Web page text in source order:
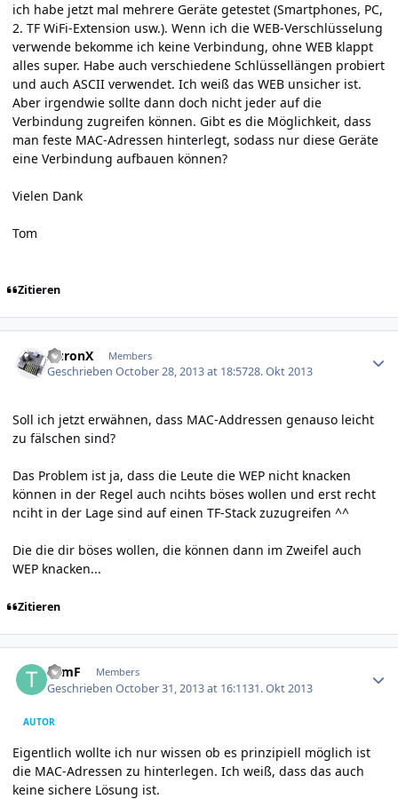
ich habe jetzt mal mehrere Geräte getestet (Smartphones, PC,
2. TF WiFi-Extension usw.). Wenn ich die WEB-Verschlüsselung
verwende bekomme ich keine Verbindung, ohne WEB klappt
alles super. Habe auch verschiedene Schlüssellängen probiert
und auch ASCII verwendet. Ich weiß das WEB unsicher ist.
Aber irgendwie sollte dann doch nicht jeder auf die
Verbindung zugreifen können. Gibt es die Möglichkeit, dass
man feste MAC-Adressen hinterlegt, sodass nur diese Geräte
eine Verbindung aufbauen können?
Vielen Dank
Tom
Zitieren
AuronX Members
GeschriebenOctober 28, 2013 at 18:5728. Okt 2013
Soll ich jetzt erwähnen, dass MAC-Addressen genauso leicht
zu fälschen sind?
Das Problem ist ja, dass die Leute die WEP nicht knacken
können in der Regel auch ncihts böses wollen und erst recht
nciht in der Lage sind auf einen TF-Stack zuzugreifen ^^
Die die dir böses wollen, die können dann im Zweifel auch
WEP knacken...
Zitieren
TomF Members
GeschriebenOctober 31, 2013 at 16:1131. Okt 2013
AUTOR
Eigentlich wollte ich nur wissen ob es prinzipiell möglich ist
die MAC-Adressen zu hinterlegen. Ich weiß, dass das auch
keine sichere Lösung ist.